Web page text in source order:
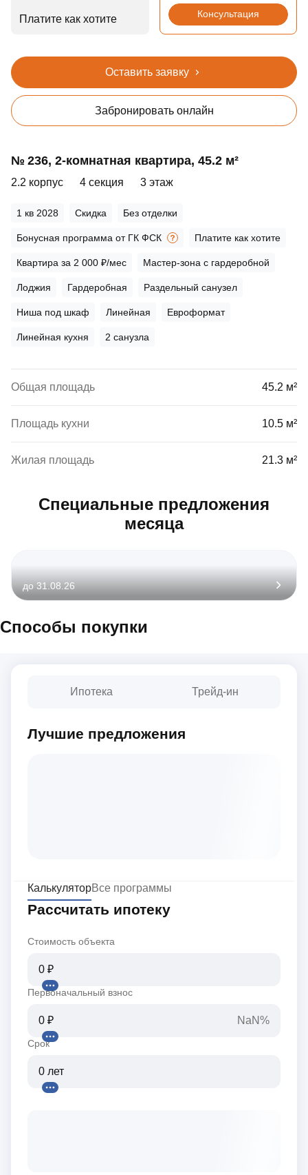
Платите как хотите Консультация
Оставить заявку
Забронировать онлайн
№ 236, 2‑комнатная квартира, 45.2 м²
2.2 корпус 4 секция 3 этаж
1 кв 2028 Скидка Без отделки
Бонусная программа от ГК ФСК Платите как хотите
Квартира за 2 000 ₽/мес Мастер-зона с гардеробной
Лоджия Гардеробная Раздельный санузел
Ниша под шкаф Линейная Евроформат
Линейная кухня 2 санузла
Общая площадь 45.2 м²
Площадь кухни 10.5 м²
Жилая площадь 21.3 м²
Специальные предложения
месяца
до 31.08.26
Способы покупки
Ипотека Трейд-ин
Лучшие предложения
КалькуляторВсе программы
Рассчитать ипотеку
Стоимость объекта
Первоначальный взнос
NaN%
Срок